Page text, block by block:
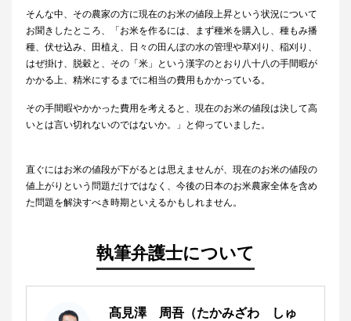
そんな中、その農家の方に現在のお米の値段上昇という状況について
お聞きしたところ、「お米を作るには、まず種米を購入し、種もみ播
種、伏せ込み、田植え、日々の田んぼの水の管理や草刈り、稲刈り、
はぜ掛け、脱穀と、その「米」という漢字のとおり八十八の手間暇が
かかる上、精米にするまでに相当の費用もかかっている。
その手間暇やかかった費用を考えると、現在のお米の値段は決して高
いとは言い切れないのではないか。」と仰っていました。
直ぐにはお米の値段が下がるとは思えませんが、現在のお米の値段の
値上がりという問題だけではなく、今後の日本のお米農家全体を含め
た問題を解決すべき時期といえるかもしれません。
執筆弁護士について
髙見澤 周吾（たかみざわ しゅ